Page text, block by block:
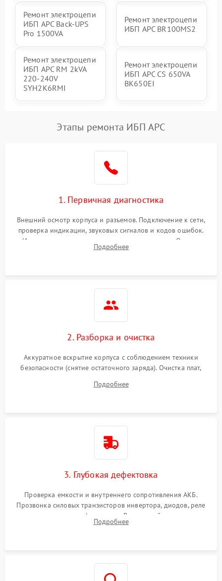
Ремонт электроцепи
ИБП APC Back-UPS
Pro 1500VA
Ремонт электроцепи
ИБП APC BR100MS2
Ремонт электроцепи
ИБП APC RM 2kVA
220-240V
SYH2K6RMI
Ремонт электроцепи
ИБП APC CS 650VA
BK650EI
Этапы ремонта ИБП APC
1. Первичная диагностика
Внешний осмотр корпуса и разъемов. Подключение к сети,
проверка индикации, звуковых сигналов и кодов ошибок.
Измерение входного и выходного напряжения. Оценка
реакции ИБП на отключение основного питания без
Подробнее
2. Разборка и очистка
Аккуратное вскрытие корпуса с соблюдением техники
безопасности (снятие остаточного заряда). Очистка плат,
и кистей для предотвращения перегрева и замыканий.
Подробнее
3. Глубокая дефектовка
Проверка емкости и внутреннего сопротивления АКБ.
Прозвонка силовых транзисторов инвертора, диодов, реле
переключения и трансформатора. Визуальный поиск вздутых
конденсаторов и прогаров на печатной плате.
Подробнее